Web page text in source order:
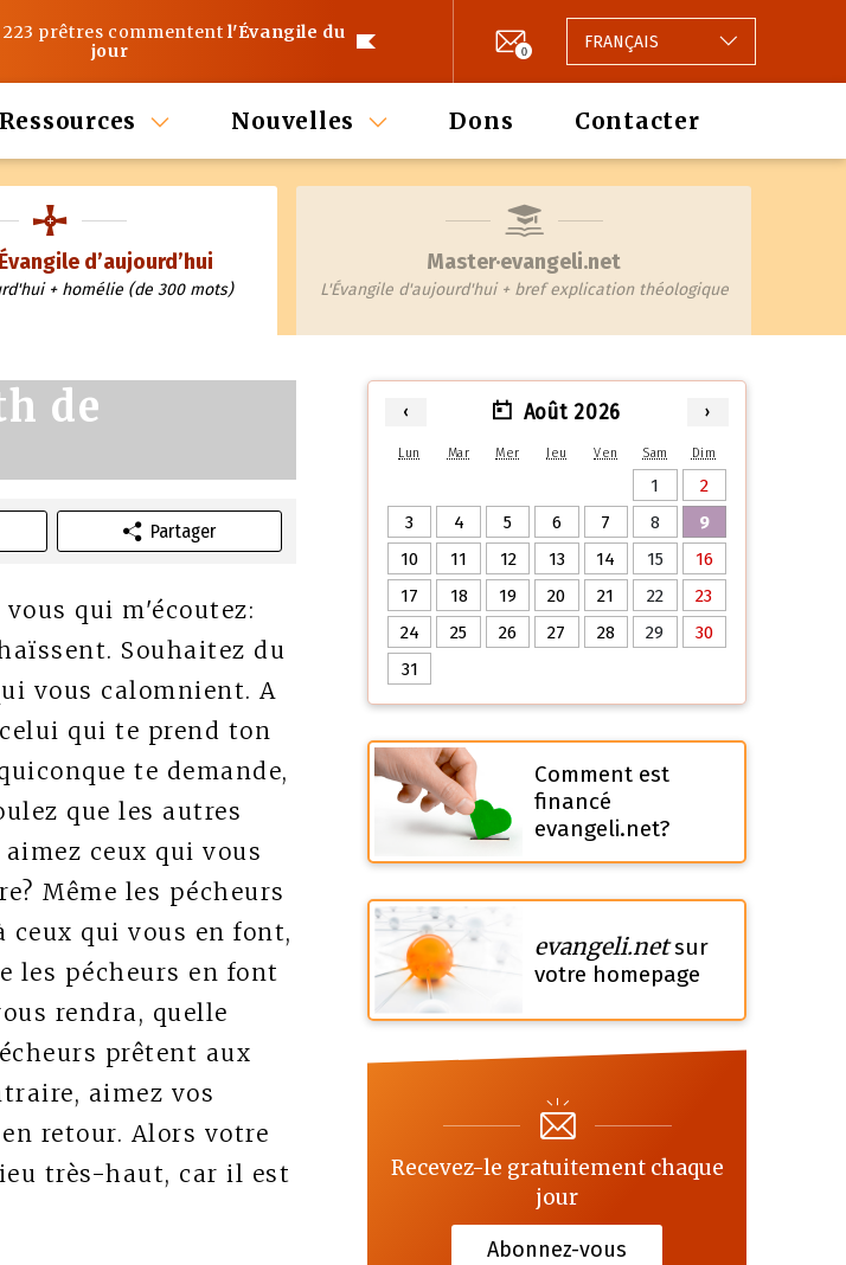
223 prêtres commententl'Évangile du
jour
0 FRANÇAIS
Ressources Nouvelles Dons Contacter
d’aujourd’hui
+ homélie (de 300 mots)
Master·evangeli.net
L'Évangile d'aujourd'hui + bref explication théologique
de
Partager
qui m'écoutez:
Souhaitez du
vous calomnient. A
qui te prend ton
te demande,
que les autres
ceux qui vous
Même les pécheurs
qui vous en font,
les pécheurs en font
rendra, quelle
prêtent aux
aimez vos
retour. Alors votre
très-haut, car il est
‹ Août 2026 ›
Lun Mar Mer Jeu Ven Sam Dim
1
2
3
4 5 6 7 8
9
10
11 12 13 14 15
16
17
18 19 20 21 22
23
24
25 26 27 28 29
30
31
Comment est
financé
evangeli.net?
evangeli.netsur
votre homepage
Recevez-le gratuitement chaque
jour
Abonnez-vous